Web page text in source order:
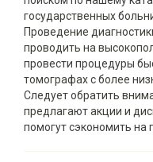
государственных
Проведение
проводить на
провести процедуры
томографах с более
Следует обратить
предлагают акции и
помогут сэкономить